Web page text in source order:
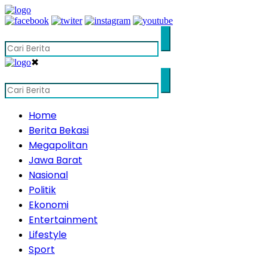
✖
Home
Berita Bekasi
Megapolitan
Jawa Barat
Nasional
Politik
Ekonomi
Entertainment
Lifestyle
Sport